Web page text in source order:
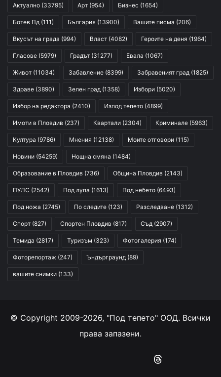
Актуално (33795) Арт (954) Бизнес (1654)
Ботев Пд (111) България (13900) Вашите писма (206)
Вкусът на града (994) Власт (4082) Героите на деня (1964)
Гласове (5979) Градът (31277) Евала (1067)
Живот (11034) Забавление (8399) Забравеният град (1825)
Здраве (3890) Зелен град (1358) Избори (5020)
Избор на редактора (2410) Изпод тепето (4899)
Имоти в Пловдив (237) Квартали (2304) Криминале (5963)
Култура (9786) Мнения (12138) Моите отговори (115)
Новини (54259) Нощна смяна (1484)
Образование в Пловдив (736) Община Пловдив (2143)
ПУЛС (2542) Под лупа (1613) Под небето (6493)
Под ножа (2745) По следите (123) Разследване (1312)
Спорт (827) Спортен Пловдив (817) Съд (2907)
Темида (2817) Туризъм (323) Фотогалерия (174)
Фоторепортаж (247) Ъндърграунд (89)
вашите снимки (133)
© Copyright 2009-2026, "Под тепето" ООД. Всички
права запазени.
Instagram
RSS